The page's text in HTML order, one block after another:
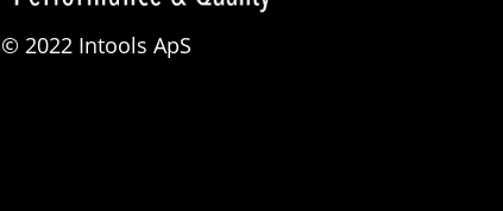
© 2022 Intools ApS